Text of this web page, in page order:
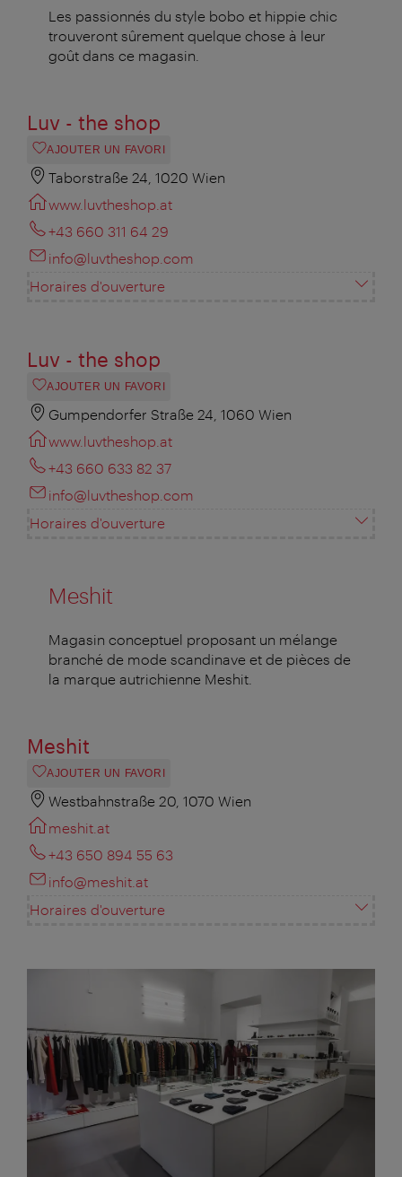
Les passionnés du style bobo et hippie chic
trouveront sûrement quelque chose à leur
goût dans ce magasin.
Luv - the shop
AJOUTER UN FAVORI
Taborstraße 24, 1020 Wien
www.luvtheshop.at
+43 660 311 64 29
info@luvtheshop.com
Horaires d'ouverture
Luv - the shop
AJOUTER UN FAVORI
Gumpendorfer Straße 24, 1060 Wien
www.luvtheshop.at
+43 660 633 82 37
info@luvtheshop.com
Horaires d'ouverture
Meshit
Magasin conceptuel proposant un mélange
branché de mode scandinave et de pièces de
la marque autrichienne Meshit.
Meshit
AJOUTER UN FAVORI
Westbahnstraße 20, 1070 Wien
meshit.at
+43 650 894 55 63
info@meshit.at
Horaires d'ouverture